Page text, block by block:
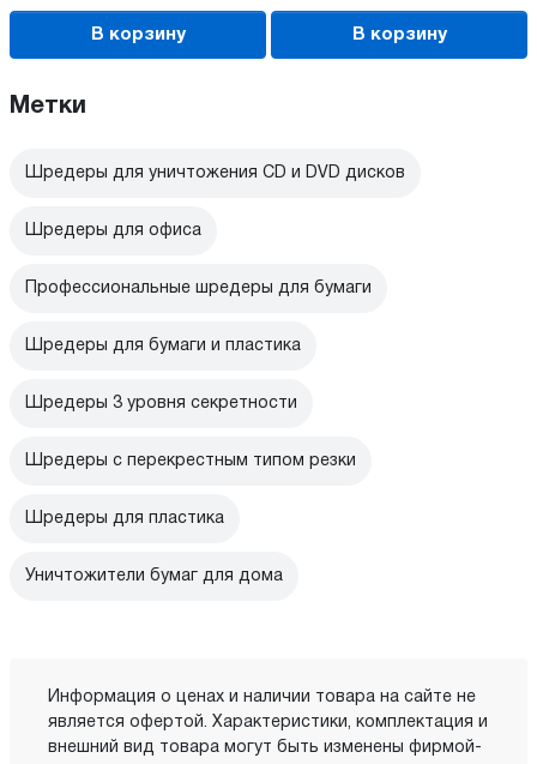
В корзину В корзину
Метки
Шредеры для уничтожения CD и DVD дисков
Шредеры для офиса
Профессиональные шредеры для бумаги
Шредеры для бумаги и пластика
Шредеры 3 уровня секретности
Шредеры с перекрестным типом резки
Шредеры для пластика
Уничтожители бумаг для дома
Информация о ценах и наличии товара на сайте не
является офертой. Характеристики, комплектация и
внешний вид товара могут быть изменены фирмой-